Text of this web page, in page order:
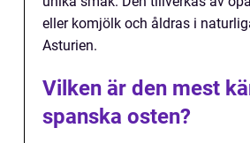
eller komjölk och åldras i
Asturien.
Vilken är den mest
spanska osten?